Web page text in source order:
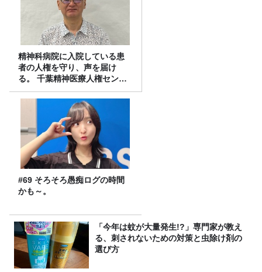
精神科病院に入院している患
者の人権を守り、声を届け
る。 千葉精神医療人権センタ
ーの取り組み
#69 そろそろ愚痴ログの時間
かも～。
「今年は蚊が大量発生!?」専門家が教え
る、刺されないための対策と虫除け剤の
選び方